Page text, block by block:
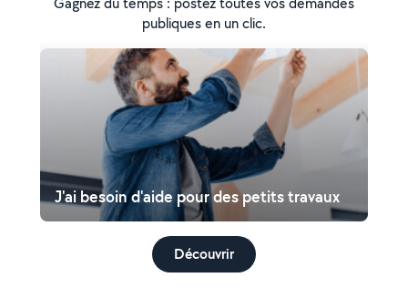
publiques en un clic.
J'ai besoin d'aide pour des petits travaux
Découvrir